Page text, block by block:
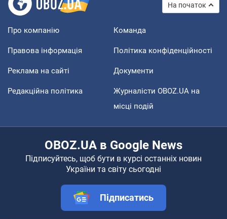
На початок
Про компанію Команда
Правова інформація Політика конфіденційності
Реклама на сайті Документи
Редакційна політика
Журналісти OBOZ.UA на
місці подій
OBOZ.UA в Google News
Підписуйтесь, щоб бути в курсі останніх новин
України та світу сьогодні
Підписатись